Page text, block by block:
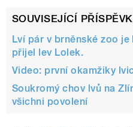
SOUVISEJÍCÍ
Lví pár v brněnské zoo
přijel lev Lolek.
Video: první okamžiky
Soukromý chov lvů na
všichni povolení